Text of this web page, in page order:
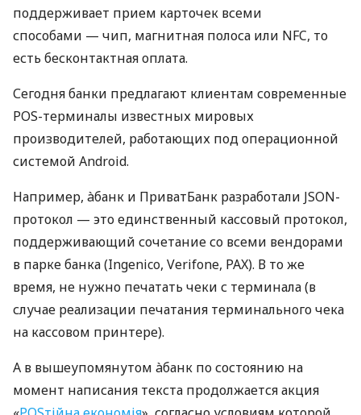
поддерживает прием карточек всеми
способами — чип, магнитная полоса или NFC, то
есть бесконтактная оплата.
Сегодня банки предлагают клиентам современные
POS-терминалы известных мировых
производителей, работающих под операционной
системой Android.
Например, àбанк и ПриватБанк разработали JSON-
протокол — это единственный кассовый протокол,
поддерживающий сочетание со всеми вендорами
в парке банка (Ingenico, Verifone, PAX). В то же
время, не нужно печатать чеки с терминала (в
случае реализации печатания терминального чека
на кассовом принтере).
А в вышеупомянутом àбанк по состоянию на
момент написания текста продолжается акция